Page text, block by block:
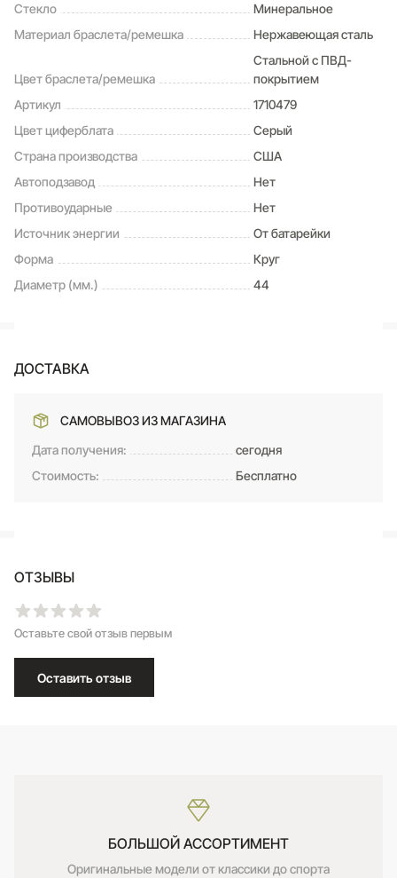
Стекло
Минеральное
Материал браслета/ремешка
Нержавеющая сталь
Цвет браслета/ремешка
Стальной с ПВД-
покрытием
Артикул
1710479
Цвет циферблата
Серый
Страна производства
США
Автоподзавод
Нет
Противоударные
Нет
Источник энергии
От батарейки
Форма
Круг
Диаметр (мм.)
44
ДОСТАВКА
САМОВЫВОЗ ИЗ МАГАЗИНА
Дата получения:
сегодня
Стоимость:
Бесплатно
ОТЗЫВЫ
Оставьте свой отзыв первым
Оставить отзыв
БОЛЬШОЙ АССОРТИМЕНТ
Оригинальные модели от классики до спорта